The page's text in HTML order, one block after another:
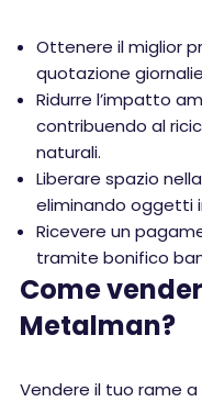
Ottenere il miglior
quotazione
Ridurre l’impatto
contribuendo al
naturali.
Liberare spazio
eliminando oggetti
Ricevere un
tramite bonifico
Come
Metalman?
Vendere il tuo rame